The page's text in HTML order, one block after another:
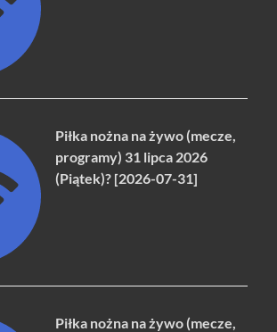
Piłka nożna na żywo (mecze,
programy) 31 lipca 2026
(Piątek)? [2026-07-31]
Piłka nożna na żywo (mecze,